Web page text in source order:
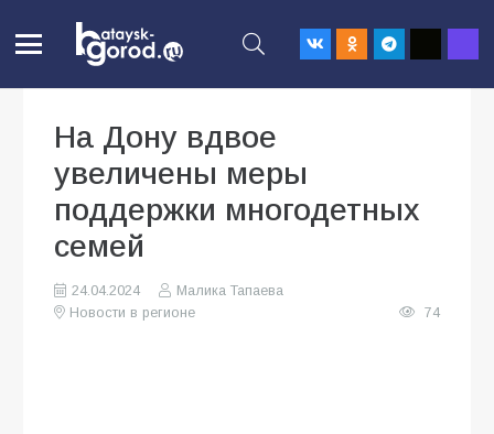
На Дону вдвое
увеличены меры
поддержки многодетных
семей
24.04.2024
Малика Тапаева
Новости в регионе
74